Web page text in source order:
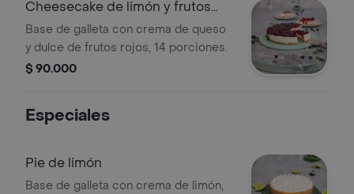
Cheesecake de limón y frutos
rojos
Base de galleta con crema de queso
y dulce de frutos rojos, 14 porciones.
$ 90.000
Especiales
Pie de limón
Base de galleta con crema de limón,